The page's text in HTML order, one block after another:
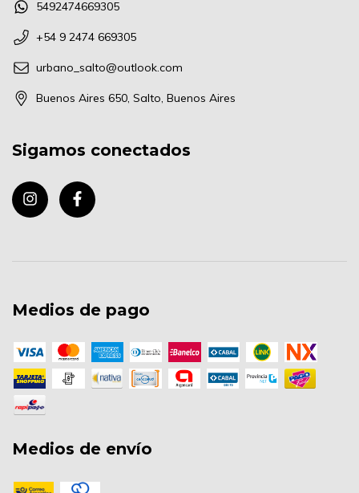
5492474669305
+54 9 2474 669305
urbano_salto@outlook.com
Buenos Aires 650, Salto, Buenos Aires
Sigamos conectados
Medios de pago
Medios de envío